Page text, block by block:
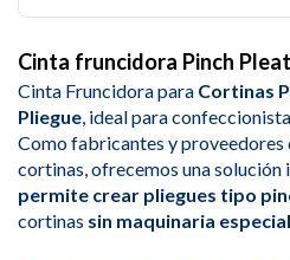
Cinta fruncidora Pinch
Cinta Fruncidora para Cortinas
Pliegue , ideal para
Como fabricantes y proveedores
cortinas, ofrecemos una solución
permite crear pliegues tipo
cortinas sin maquinaria